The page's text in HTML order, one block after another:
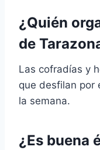
¿Quién
de
Las cofradías y
que desfilan por
la semana.
¿Es buena